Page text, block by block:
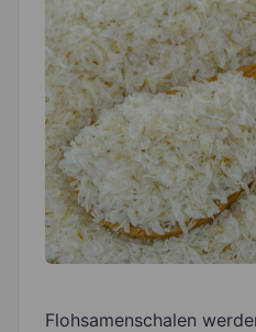
Flohsamenschalen